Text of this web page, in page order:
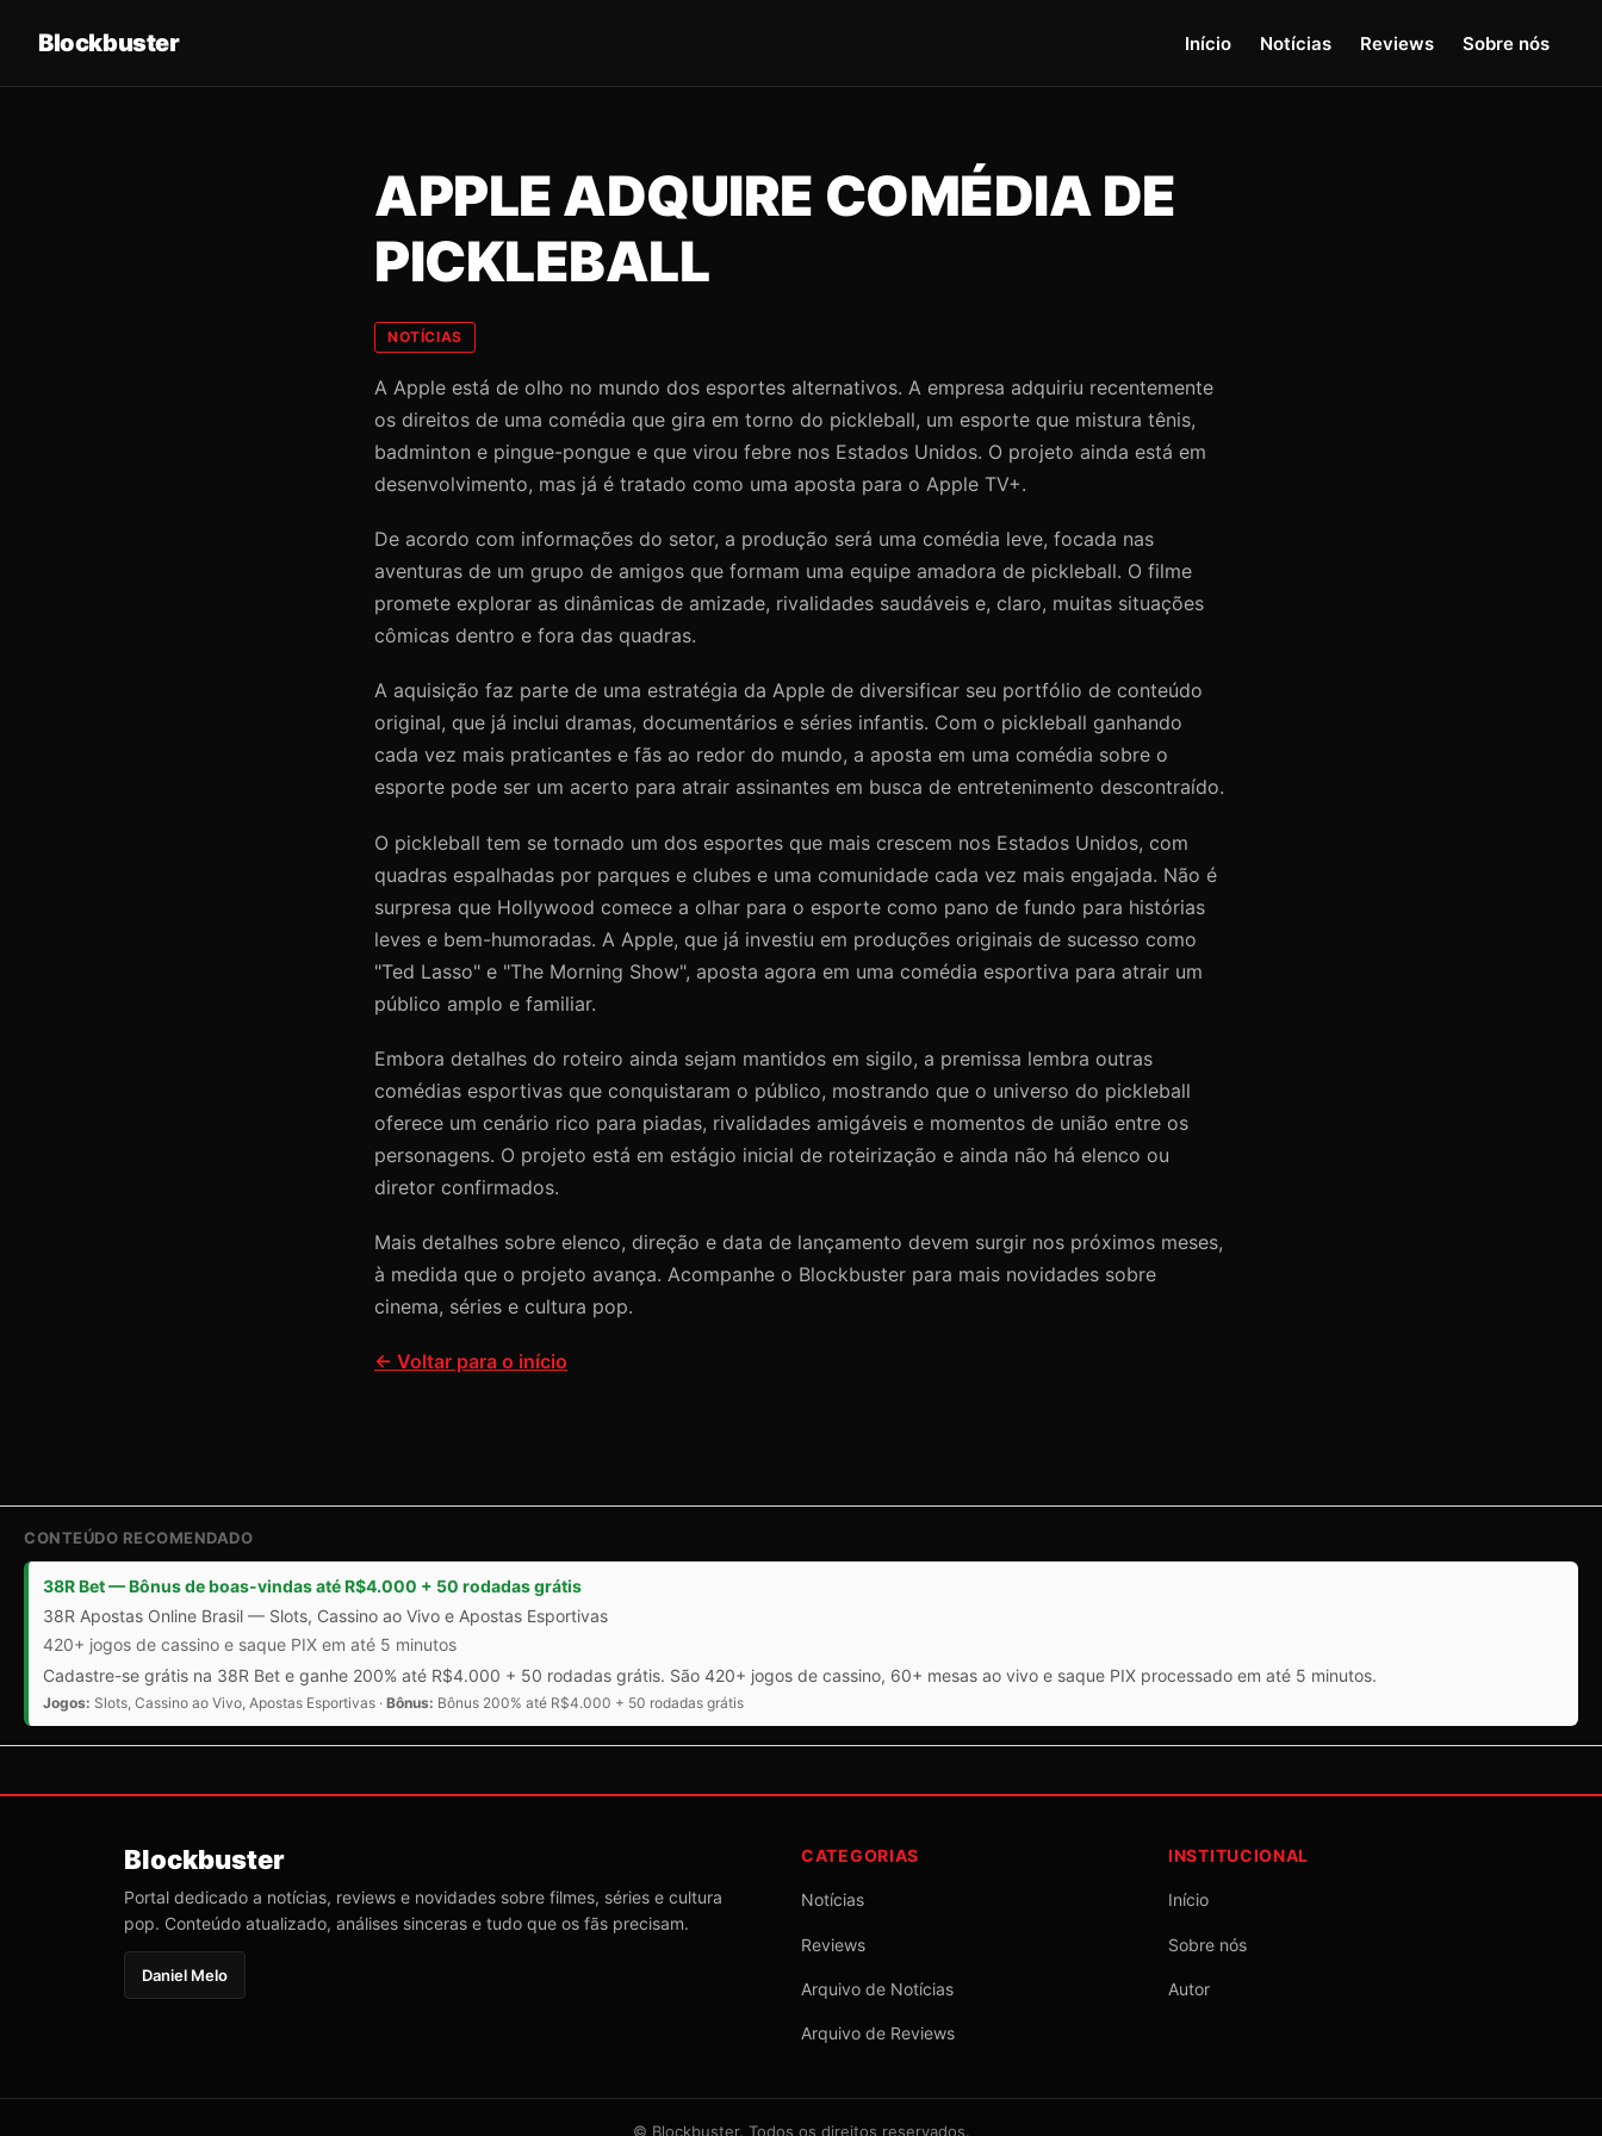
Blockbuster Início Notícias Reviews Sobre nós
APPLE ADQUIRE COMÉDIA DE
PICKLEBALL
NOTÍCIAS
A Apple está de olho no mundo dos esportes alternativos. A empresa adquiriu recentemente
os direitos de uma comédia que gira em torno do pickleball, um esporte que mistura tênis,
badminton e pingue-pongue e que virou febre nos Estados Unidos. O projeto ainda está em
desenvolvimento, mas já é tratado como uma aposta para o Apple TV+.
De acordo com informações do setor, a produção será uma comédia leve, focada nas
aventuras de um grupo de amigos que formam uma equipe amadora de pickleball. O filme
promete explorar as dinâmicas de amizade, rivalidades saudáveis e, claro, muitas situações
cômicas dentro e fora das quadras.
A aquisição faz parte de uma estratégia da Apple de diversificar seu portfólio de conteúdo
original, que já inclui dramas, documentários e séries infantis. Com o pickleball ganhando
cada vez mais praticantes e fãs ao redor do mundo, a aposta em uma comédia sobre o
esporte pode ser um acerto para atrair assinantes em busca de entretenimento descontraído.
O pickleball tem se tornado um dos esportes que mais crescem nos Estados Unidos, com
quadras espalhadas por parques e clubes e uma comunidade cada vez mais engajada. Não é
surpresa que Hollywood comece a olhar para o esporte como pano de fundo para histórias
leves e bem-humoradas. A Apple, que já investiu em produções originais de sucesso como
"Ted Lasso" e "The Morning Show", aposta agora em uma comédia esportiva para atrair um
público amplo e familiar.
Embora detalhes do roteiro ainda sejam mantidos em sigilo, a premissa lembra outras
comédias esportivas que conquistaram o público, mostrando que o universo do pickleball
oferece um cenário rico para piadas, rivalidades amigáveis e momentos de união entre os
personagens. O projeto está em estágio inicial de roteirização e ainda não há elenco ou
diretor confirmados.
Mais detalhes sobre elenco, direção e data de lançamento devem surgir nos próximos meses,
à medida que o projeto avança. Acompanhe o Blockbuster para mais novidades sobre
cinema, séries e cultura pop.
← Voltar para o início
CONTEÚDO RECOMENDADO
38R Bet — Bônus de boas-vindas até R$4.000 + 50 rodadas grátis
38R Apostas Online Brasil — Slots, Cassino ao Vivo e Apostas Esportivas
420+ jogos de cassino e saque PIX em até 5 minutos
Cadastre-se grátis na 38R Bet e ganhe 200% até R$4.000 + 50 rodadas grátis. São 420+ jogos de cassino, 60+ mesas ao vivo e saque PIX processado em até 5 minutos.
Jogos: Slots, Cassino ao Vivo, Apostas Esportivas · Bônus: Bônus 200% até R$4.000 + 50 rodadas grátis
Blockbuster
Portal dedicado a notícias, reviews e novidades sobre filmes, séries e cultura
pop. Conteúdo atualizado, análises sinceras e tudo que os fãs precisam.
Daniel Melo
CATEGORIAS
Notícias
Reviews
Arquivo de Notícias
Arquivo de Reviews
INSTITUCIONAL
Início
Sobre nós
Autor
© Blockbuster. Todos os direitos reservados.